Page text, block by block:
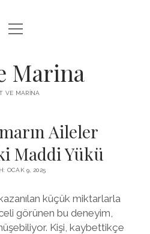
YÜKSELTME HILESI
menüyü
aç
Marina
VE MARINA
Aileler
Maddi Yükü
OCAK 9, 2025
küçük miktarlarla
görünen bu deneyim,
Kişi, kaybettikçe